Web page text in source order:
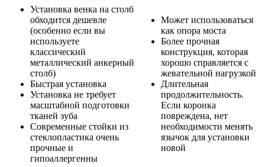
Установка венка на столб
обходится дешевле
(особенно если вы
используете
классический
металлический анкерный
столб)
Быстрая установка
Установка не требует
масштабной подготовки
тканей зуба
Современные стойки из
стеклопластика очень
прочные и
гипоаллергенны
Может использоваться
как опора моста
Более прочная
конструкция, которая
хорошо справляется с
жевательной нагрузкой
Длительная
продолжительность.
Если коронка
повреждена, нет
необходимости менять
язычок для установки
новой